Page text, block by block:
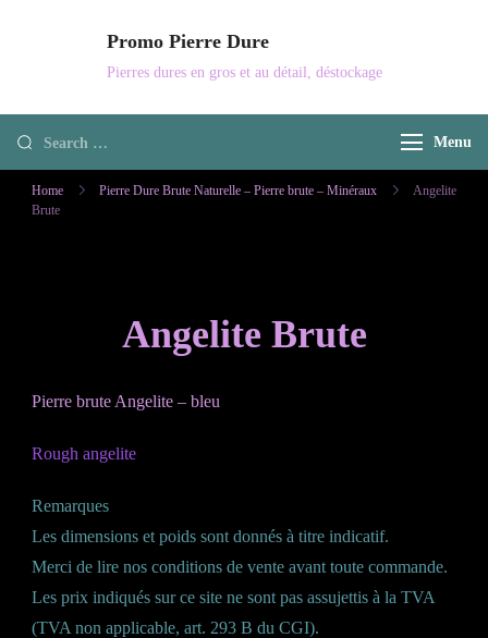
Promo Pierre Dure
Pierres dures en gros et au détail, déstockage
Looking
for
Menu
Home Pierre Dure Brute Naturelle – Pierre brute – Minéraux
Angelite
Brute
Angelite Brute
Pierre brute Angelite – bleu
Rough angelite
Remarques
Les dimensions et poids sont donnés à titre indicatif.
Merci de lire nos conditions de vente avant toute commande.
Les prix indiqués sur ce site ne sont pas assujettis à la TVA
(TVA non applicable, art. 293 B du CGI).